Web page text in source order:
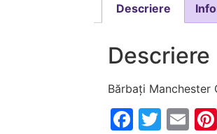
Descriere
Descriere
Bărbați